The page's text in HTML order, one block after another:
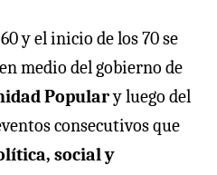
y el inicio de los 70 se
medio del gobierno de
Populary luego del
consecutivos que
social y